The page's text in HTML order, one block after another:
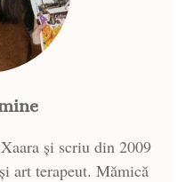
și scriu din 2009
art terapeut. Mămică